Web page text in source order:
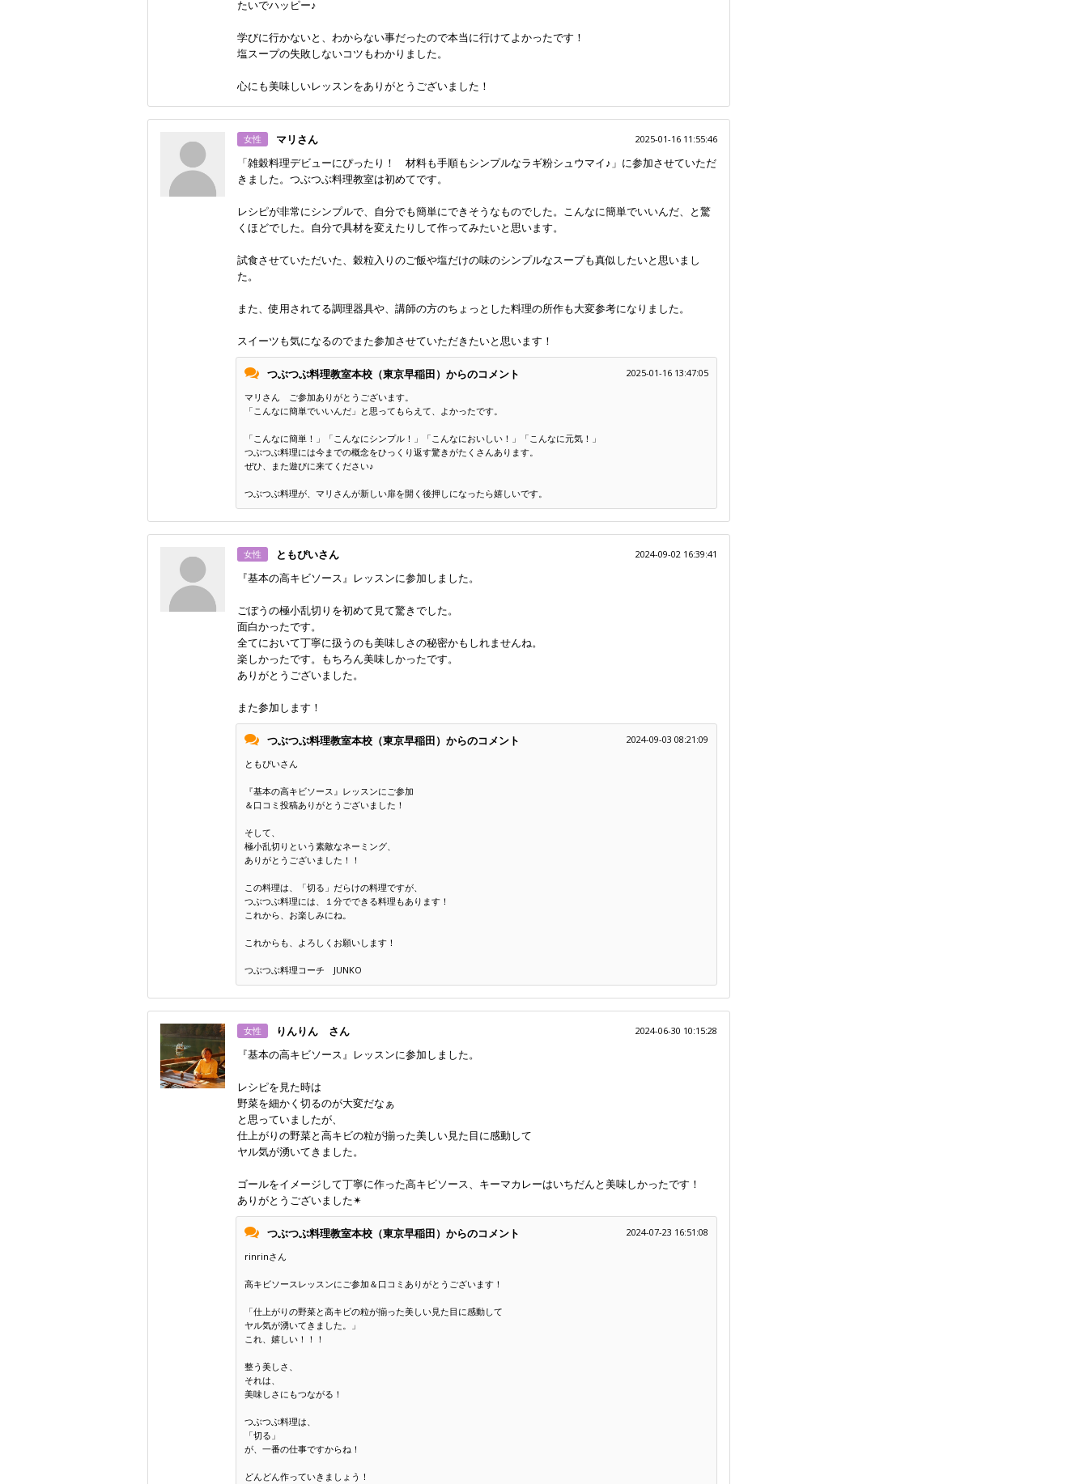
たいでハッピー♪
学びに行かないと、わからない事だったので本当に行けてよかったです！
塩スープの失敗しないコツもわかりました。
心にも美味しいレッスンをありがとうございました！
女性 マリさん 2025-01-16 11:55:46
「雑穀料理デビューにぴったり！ 材料も手順もシンプルなラギ粉シュウマイ♪」に参加させていただ
きました。つぶつぶ料理教室は初めてです。
レシピが非常にシンプルで、自分でも簡単にできそうなものでした。こんなに簡単でいいんだ、と驚
くほどでした。自分で具材を変えたりして作ってみたいと思います。
試食させていただいた、穀粒入りのご飯や塩だけの味のシンプルなスープも真似したいと思いまし
た。
また、使用されてる調理器具や、講師の方のちょっとした料理の所作も大変参考になりました。
スイーツも気になるのでまた参加させていただきたいと思います！
つぶつぶ料理教室本校（東京早稲田）からのコメント
2025-01-16 13:47:05
マリさん ご参加ありがとうございます。
「こんなに簡単でいいんだ」と思ってもらえて、よかったです。
「こんなに簡単！」「こんなにシンプル！」「こんなにおいしい！」「こんなに元気！」
つぶつぶ料理には今までの概念をひっくり返す驚きがたくさんあります。
ぜひ、また遊びに来てください♪
つぶつぶ料理が、マリさんが新しい扉を開く後押しになったら嬉しいです。
女性 ともぴいさん 2024-09-02 16:39:41
『基本の高キビソース』レッスンに参加しました。
ごぼうの極小乱切りを初めて見て驚きでした。
面白かったです。
全てにおいて丁寧に扱うのも美味しさの秘密かもしれませんね。
楽しかったです。もちろん美味しかったです。
ありがとうございました。
また参加します！
つぶつぶ料理教室本校（東京早稲田）からのコメント
2024-09-03 08:21:09
ともぴいさん
『基本の高キビソース』レッスンにご参加
＆口コミ投稿ありがとうございました！
そして、
極小乱切りという素敵なネーミング、
ありがとうございました！！
この料理は、「切る」だらけの料理ですが、
つぶつぶ料理には、１分でできる料理もあります！
これから、お楽しみにね。
これからも、よろしくお願いします！
つぶつぶ料理コーチ JUNKO
女性 りんりん さん 2024-06-30 10:15:28
『基本の高キビソース』レッスンに参加しました。
レシピを見た時は
野菜を細かく切るのが大変だなぁ
と思っていましたが、
仕上がりの野菜と高キビの粒が揃った美しい見た目に感動して
ヤル気が湧いてきました。
ゴールをイメージして丁寧に作った高キビソース、キーマカレーはいちだんと美味しかったです！
ありがとうございました✴︎
つぶつぶ料理教室本校（東京早稲田）からのコメント
2024-07-23 16:51:08
rinrinさん
高キビソースレッスンにご参加＆口コミありがとうございます！
「仕上がりの野菜と高キビの粒が揃った美しい見た目に感動して
ヤル気が湧いてきました。」
これ、嬉しい！！！
整う美しさ、
それは、
美味しさにもつながる！
つぶつぶ料理は、
「切る」
が、一番の仕事ですからね！
どんどん作っていきましょう！